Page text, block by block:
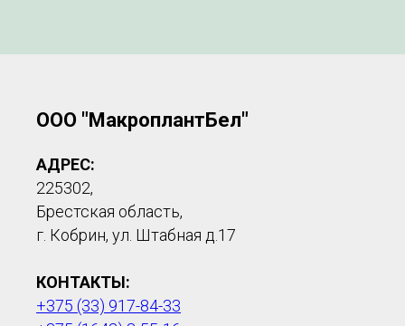
ООО "МакроплантБел"
АДРЕС:
225302,
Брестская область,
г. Кобрин, ул. Штабная д.17
КОНТАКТЫ:
+375 (33) 917-84-33